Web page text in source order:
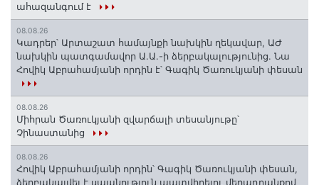
ահազանգում է
08.08.26
Կադրեր՝ Արտաշատ համայնքի նախկին ղեկավար, ԱԺ
նախկին պատգամավոր Ա.Ա.-ի ձերբակալությունից. Նա
Հովիկ Աբրահամյանի որդին է՝ Գագիկ Ծառուկյանի փեսան
08.08.26
Միհրան Ծառուկյանի զվարճալի տեսանյութը՝
Չինաստանից
08.08.26
Հովիկ Աբրահամյանի որդին՝ Գագիկ Ծառուկյանի փեսան,
ձերբակալվել է սպանություն պատվիրելու մեղադրանքով